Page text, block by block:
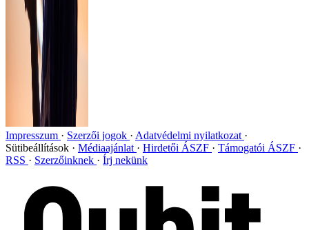
Impresszum Szerzői jogok
Adatvédelmi nyilatkozat
Sütibeállítások
Médiaajánlat Hirdetői ÁSZF
Támogatói ÁSZF
RSS
Szerzőinknek Írj nekünk